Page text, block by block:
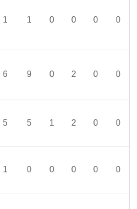
1 1 0 0 0 0
6 9 0 2 0 0
5 5 1 2 0 0
1 0 0 0 0 0